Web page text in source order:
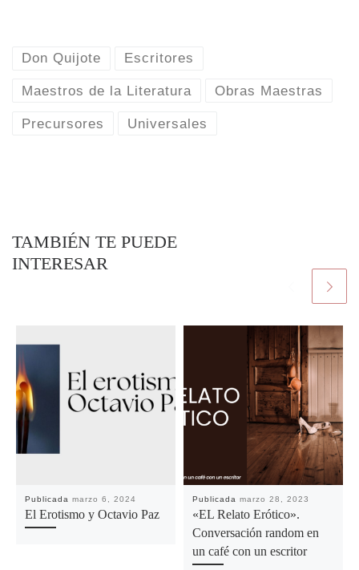
Don Quijote Escritores
Maestros de la Literatura Obras Maestras
Precursores Universales
TAMBIÉN TE PUEDE
INTERESAR
Publicadamarzo 6, 2024
El Erotismo y Octavio Paz
Publicadamarzo 28, 2023
«EL Relato Erótico».
Conversación random en
un café con un escritor